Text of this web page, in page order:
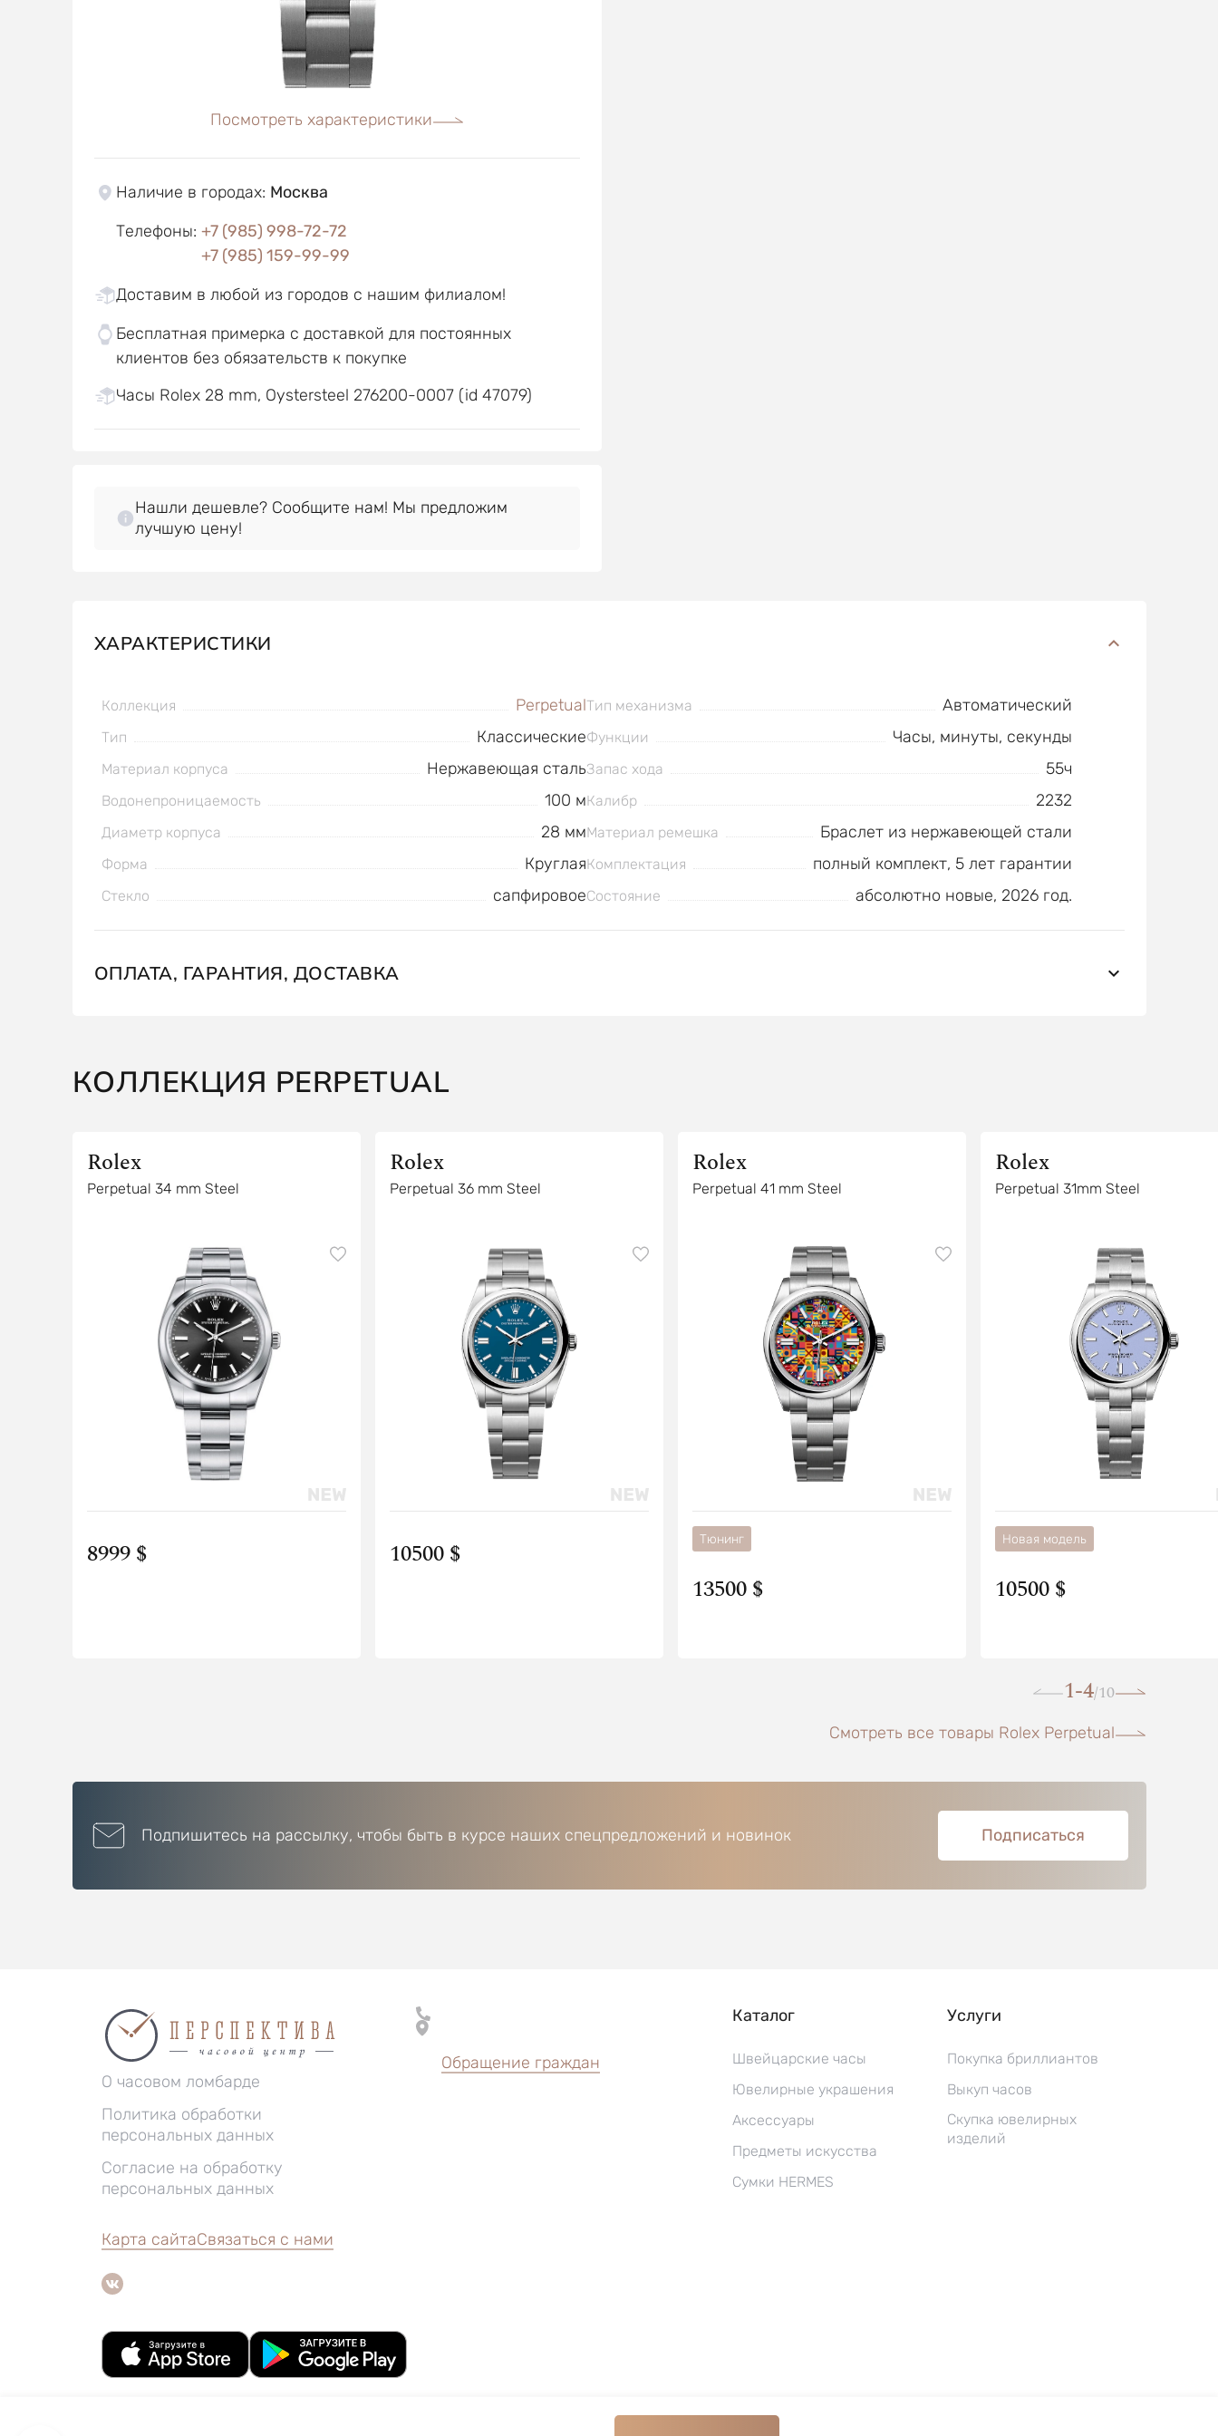
Посмотреть характеристики
Наличие в городах: Москва
Телефоны: +7 (985) 998-72-72
+7 (985) 159-99-99
Доставим в любой из городов с нашим филиалом!
Бесплатная примерка с доставкой для постоянных
клиентов без обязательств к покупке
Часы Rolex 28 mm, Oystersteel 276200-0007 (id 47079)
Нашли дешевле? Сообщите нам! Мы предложим
лучшую цену!
ХАРАКТЕРИСТИКИ
Коллекция Perpetual
Тип Классические
Материал корпуса Нержавеющая сталь
Водонепроницаемость 100 м
Диаметр корпуса 28 мм
Форма Круглая
Стекло сапфировое
Тип механизма Автоматический
Функции Часы, минуты, секунды
Запас хода 55ч
Калибр 2232
Материал ремешка Браслет из нержавеющей стали
Комплектация полный комплект, 5 лет гарантии
Состояние абсолютно новые, 2026 год.
ОПЛАТА, ГАРАНТИЯ, ДОСТАВКА
КОЛЛЕКЦИЯ PERPETUAL
Rolex
Perpetual 34 mm Steel
8999 $
Rolex
Perpetual 36 mm Steel
10500 $
Rolex
Perpetual 41 mm Steel
Тюнинг
13500 $
Rolex
Perpetual 31mm Steel
Новая модель
10500 $
1-4/10
Смотреть все товары Rolex Perpetual
Подпишитесь на рассылку, чтобы быть в курсе наших спецпредложений и новинок Подписаться
О часовом ломбарде
Политика обработки
персональных данных
Согласие на обработку
персональных данных
Обращение граждан
Каталог
Швейцарские часы
Ювелирные украшения
Аксессуары
Предметы искусства
Сумки HERMES
Услуги
Покупка бриллиантов
Выкуп часов
Скупка ювелирных
изделий
Карта сайтаСвязаться с нами